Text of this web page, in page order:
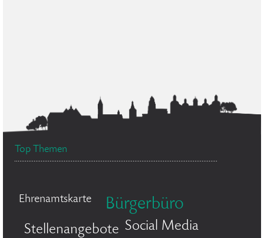
Top Themen
Ehrenamtskarte Bürgerbüro
Stellenangebote Social Media